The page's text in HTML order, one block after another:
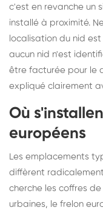
c'est en revanche un
installé à proximité.
localisation du nid
aucun nid n'est
être facturée pour le
expliqué clairement
Où
européens
Les emplacements
diffèrent
cherche les coffres
urbaines, le frelon